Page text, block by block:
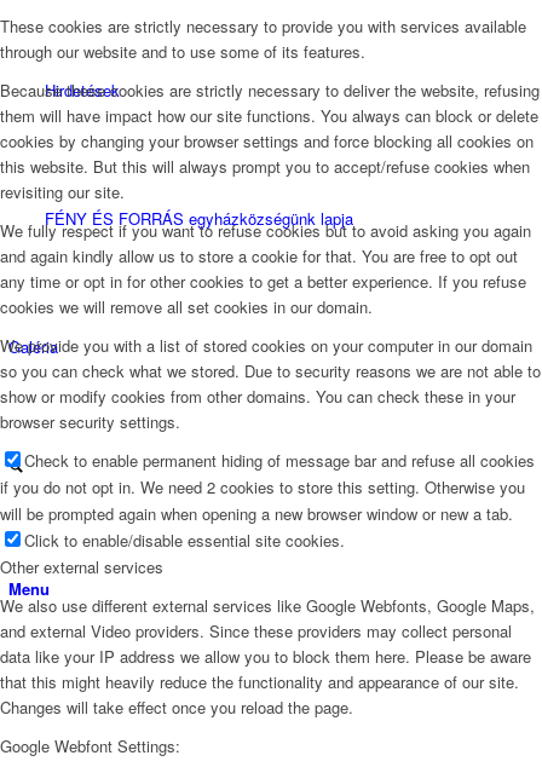
Hirdetések
FÉNY ÉS FORRÁS egyházközségünk lapja
Galéria
Menu
These cookies are strictly necessary to provide you with services available
through our website and to use some of its features.
Because these cookies are strictly necessary to deliver the website, refusing
them will have impact how our site functions. You always can block or delete
cookies by changing your browser settings and force blocking all cookies on
this website. But this will always prompt you to accept/refuse cookies when
revisiting our site.
We fully respect if you want to refuse cookies but to avoid asking you again
and again kindly allow us to store a cookie for that. You are free to opt out
any time or opt in for other cookies to get a better experience. If you refuse
cookies we will remove all set cookies in our domain.
We provide you with a list of stored cookies on your computer in our domain
so you can check what we stored. Due to security reasons we are not able to
show or modify cookies from other domains. You can check these in your
browser security settings.
Check to enable permanent hiding of message bar and refuse all cookies
if you do not opt in. We need 2 cookies to store this setting. Otherwise you
will be prompted again when opening a new browser window or new a tab.
Click to enable/disable essential site cookies.
Other external services
We also use different external services like Google Webfonts, Google Maps,
and external Video providers. Since these providers may collect personal
data like your IP address we allow you to block them here. Please be aware
that this might heavily reduce the functionality and appearance of our site.
Changes will take effect once you reload the page.
Google Webfont Settings: